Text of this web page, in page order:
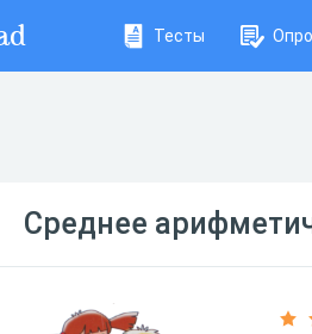
Тесты
Среднее